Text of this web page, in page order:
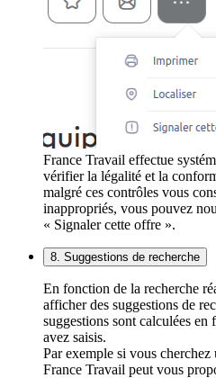
France Travail effectue
vérifier la légalité et la
malgré ces contrôles vous
inappropriés, vous pouvez
« Signaler cette offre ».
8. Suggestions de recherche
En fonction de la recherche
afficher des suggestions de
suggestions sont calculées
avez saisis.
Par exemple si vous
France Travail peut vous